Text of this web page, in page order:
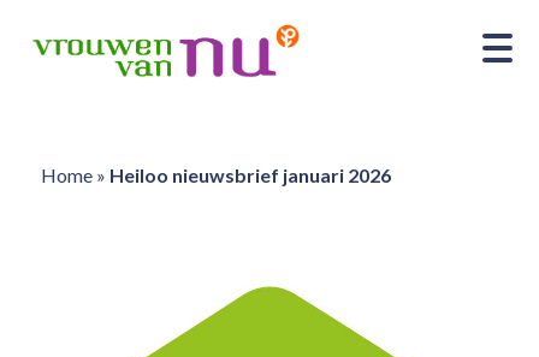
Home» Heiloo nieuwsbrief januari 2026